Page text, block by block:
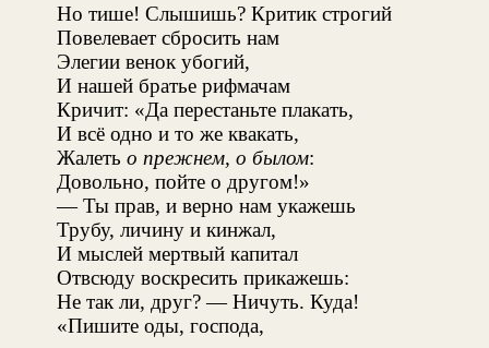
Но тише! Слышишь? Критик строгий
Повелевает сбросить нам
Элегии венок убогий,
И нашей братье рифмачам
Кричит: «Да перестаньте плакать,
И всё одно и то же квакать,
Жалеть о прежнем, о былом:
Довольно, пойте о другом!»
— Ты прав, и верно нам укажешь
Трубу, личину и кинжал,
И мыслей мертвый капитал
Отвсюду воскресить прикажешь:
Не так ли, друг? — Ничуть. Куда!
«Пишите оды, господа,